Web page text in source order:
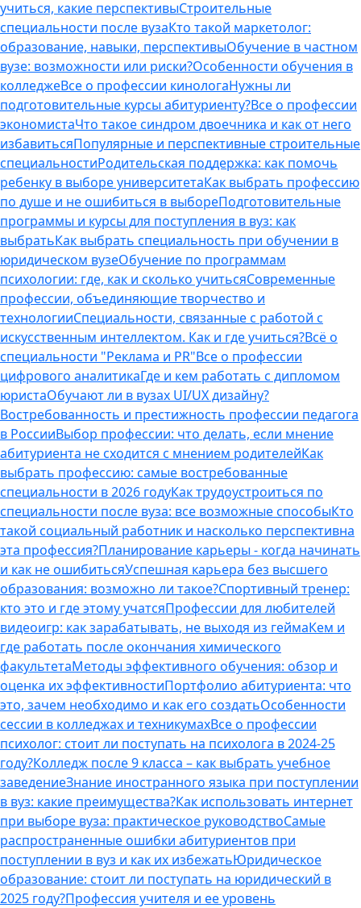
учиться, какие перспективыСтроительные
специальности после вузаКто такой маркетолог:
образование, навыки, перспективыОбучение в частном
вузе: возможности или риски?Особенности обучения в
колледжеВсе о профессии кинологаНужны ли
подготовительные курсы абитуриенту?Все о профессии
экономистаЧто такое синдром двоечника и как от него
избавитьсяПопулярные и перспективные строительные
специальностиРодительская поддержка: как помочь
ребенку в выборе университетаКак выбрать профессию
по душе и не ошибиться в выбореПодготовительные
программы и курсы для поступления в вуз: как
выбратьКак выбрать специальность при обучении в
юридическом вузеОбучение по программам
психологии: где, как и сколько учитьсяСовременные
профессии, объединяющие творчество и
технологииСпециальности, связанные с работой с
искусственным интеллектом. Как и где учиться?Всё о
специальности "Реклама и PR"Все о профессии
цифрового аналитикаГде и кем работать с дипломом
юристаОбучают ли в вузах UI/UX дизайну?
Востребованность и престижность профессии педагога
в РоссииВыбор профессии: что делать, если мнение
абитуриента не сходится с мнением родителейКак
выбрать профессию: самые востребованные
специальности в 2026 годуКак трудоустроиться по
специальности после вуза: все возможные способыКто
такой социальный работник и насколько перспективна
эта профессия?Планирование карьеры - когда начинать
и как не ошибитьсяУспешная карьера без высшего
образования: возможно ли такое?Спортивный тренер:
кто это и где этому учатсяПрофессии для любителей
видеоигр: как зарабатывать, не выходя из геймаКем и
где работать после окончания химического
факультетаМетоды эффективного обучения: обзор и
оценка их эффективностиПортфолио абитуриента: что
это, зачем необходимо и как его создатьОсобенности
сессии в колледжах и техникумахВсе о профессии
психолог: стоит ли поступать на психолога в 2024-25
году?Колледж после 9 класса – как выбрать учебное
заведениеЗнание иностранного языка при поступлении
в вуз: какие преимущества?Как использовать интернет
при выборе вуза: практическое руководствоСамые
распространенные ошибки абитуриентов при
поступлении в вуз и как их избежатьЮридическое
образование: стоит ли поступать на юридический в
2025 году?Профессия учителя и ее уровень